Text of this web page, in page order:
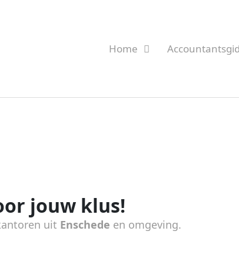
Home
jouw klus!
uit Enschede en omgeving.